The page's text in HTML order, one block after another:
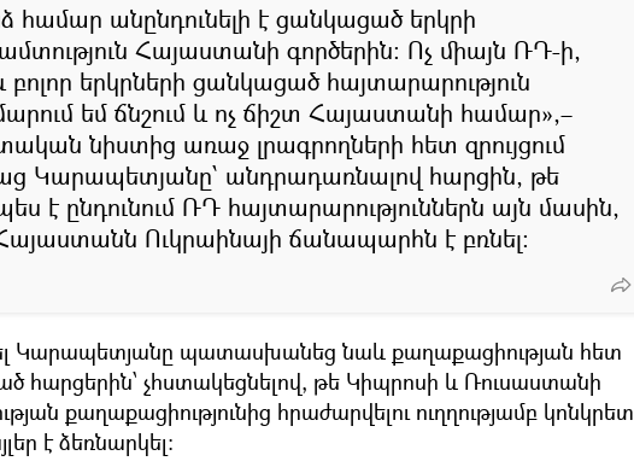
համար անընդունելի է ցանկացած երկրի
Հայաստանի գործերին։ Ոչ միայն ՌԴ-ի,
բոլոր երկրների ցանկացած հայտարարություն
եմ ճնշում և ոչ ճիշտ Հայաստանի համար»,–
նիստից առաջ լրագրողների հետ զրույցում
Կարապետյանը՝ անդրադառնալով հարցին, թե
է ընդունում ՌԴ հայտարարություններն այն մասին,
Ուկրաինայի ճանապարհն է բռնել։
Կարապետյանը պատասխանեց նաև քաղաքացիության հետ
հարցերին՝ չհստակեցնելով, թե Կիպրոսի և Ռուսաստանի
քաղաքացիությունից հրաժարվելու ուղղությամբ կոնկրետ
է ձեռնարկել։